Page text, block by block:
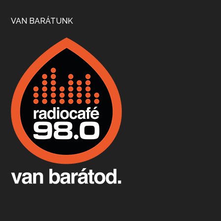
Boston, teadélután, bab és homár
Apr 9, 2026 • 00:37:17
Fermentáljunk, a testünk meghálálja!
Apr 3, 2026 • 00:36:07
VAN BARÁTUNK